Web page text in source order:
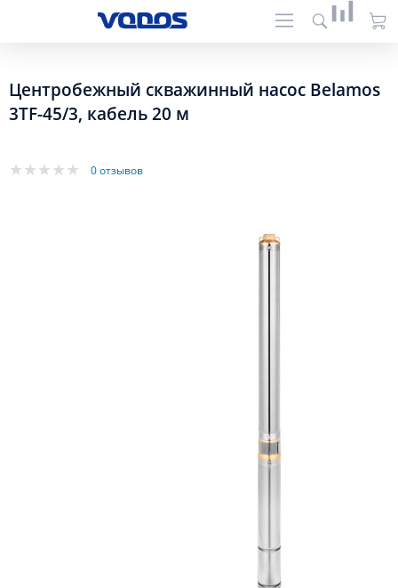
Центробежный скважинный насос Belamos
3TF-45/3, кабель 20 м
0 отзывов